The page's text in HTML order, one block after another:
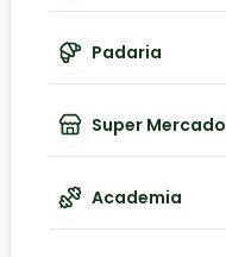
Padaria
Super Mercado
Academia